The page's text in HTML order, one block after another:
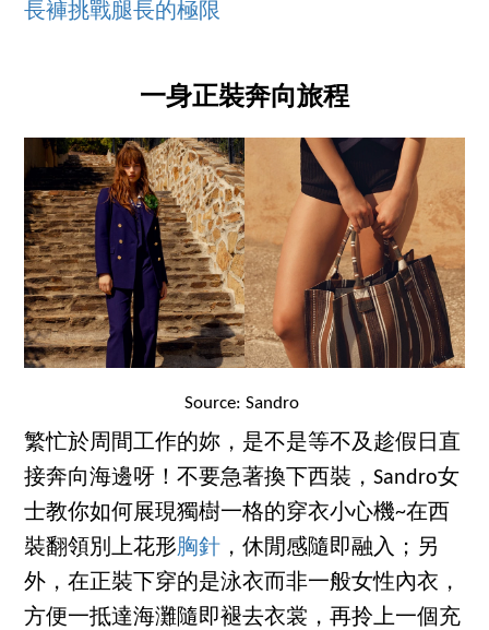
長褲挑戰腿長的極限
一身正裝奔向旅程
Source: Sandro
繁忙於周間工作的妳，是不是等不及趁假日直
接奔向海邊呀！不要急著換下西裝，Sandro女
士教你如何展現獨樹一格的穿衣小心機~在西
裝翻領別上花形胸針 ，休閒感隨即融入；另
外，在正裝下穿的是泳衣而非一般女性內衣，
方便一抵達海灘隨即褪去衣裳，再拎上一個充